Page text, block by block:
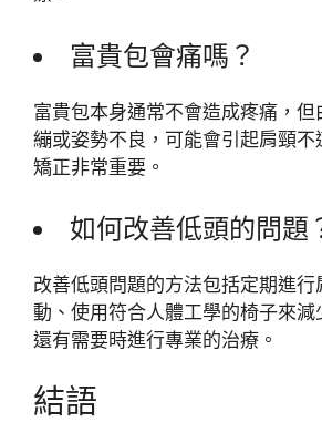
富貴包會痛嗎？
富貴包本身通常不會造成疼痛，但
繃或姿勢不良，可能會引起肩頸不
矯正非常重要。
如何改善低頭的問題
改善低頭問題的方法包括定期進行
動、使用符合人體工學的椅子來減
還有需要時進行專業的治療。
結語